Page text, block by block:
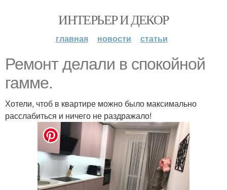
ИНТЕРЬЕР И ДЕКОР
главная новости статьи
Ремонт делали в спокойной
гамме.
Хотели, чтоб в квартире можно было максимально
расслабиться и ничего не раздражало!